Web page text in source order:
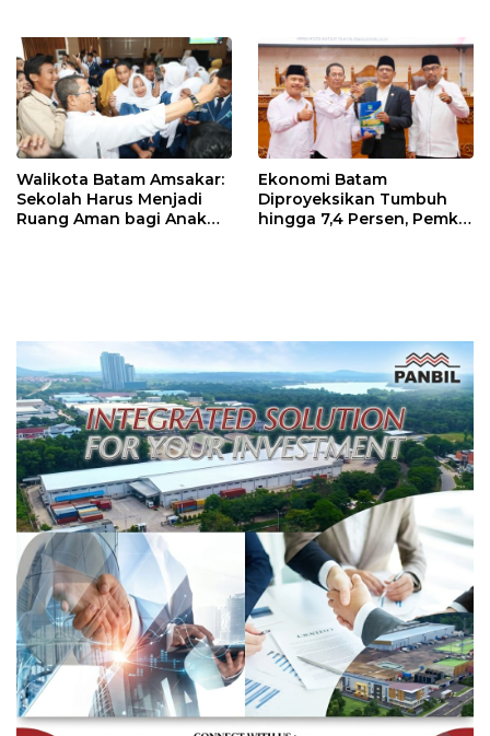
Walikota Batam Amsakar:
Sekolah Harus Menjadi
Ruang Aman bagi Anak
Ekonomi Batam
Diproyeksikan Tumbuh
hingga 7,4 Persen, Pemko